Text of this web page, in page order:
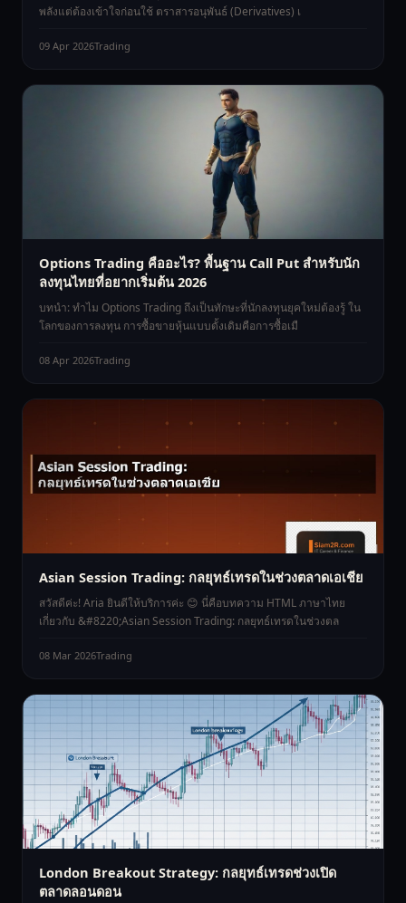
พลังแต่ต้องเข้าใจก่อนใช้ ตราสารอนุพันธ์ (Derivatives) เ
09 Apr 2026Trading
Options Trading คืออะไร? พื้นฐาน Call Put สำหรับนัก
ลงทุนไทยที่อยากเริ่มต้น 2026
บทนำ: ทำไม Options Trading ถึงเป็นทักษะที่นักลงทุนยุคใหม่ต้องรู้ ใน
โลกของการลงทุน การซื้อขายหุ้นแบบดั้งเดิมคือการซื้อเมื
08 Apr 2026Trading
Asian Session Trading: กลยุทธ์เทรดในช่วงตลาดเอเชีย
สวัสดีค่ะ! Aria ยินดีให้บริการค่ะ 😊 นี่คือบทความ HTML ภาษาไทย
เกี่ยวกับ &#8220;Asian Session Trading: กลยุทธ์เทรดในช่วงตล
08 Mar 2026Trading
London Breakout Strategy: กลยุทธ์เทรดช่วงเปิด
ตลาดลอนดอน